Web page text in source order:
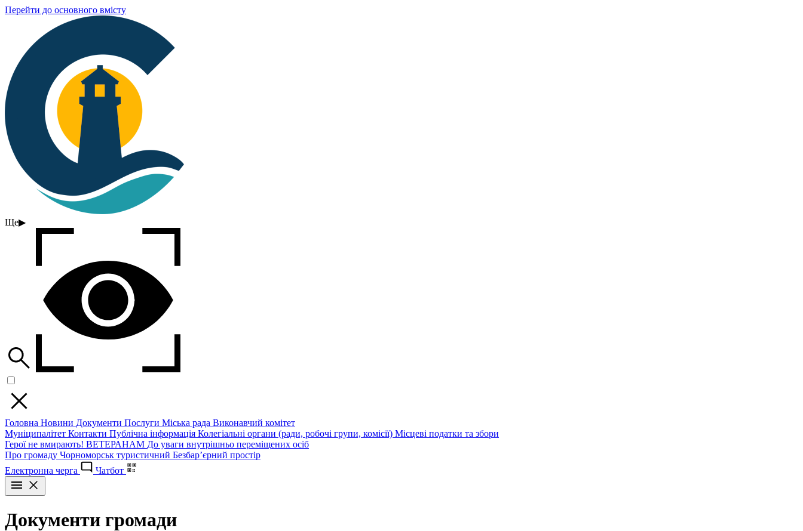
Перейти до основного вмісту
Ще▶
Головна Новини Документи Послуги Міська рада Виконавчий комітет
Муніципалітет Контакти Публічна інформація Колегіальні органи (ради, робочі групи, комісії) Місцеві податки та збори
Герої не вмирають! ВЕТЕРАНАМ До уваги внутрішньо переміщених осіб
Про громаду Чорноморськ туристичний Безбар’єрний простір
Електронна черга
Чатбот
Документи громади